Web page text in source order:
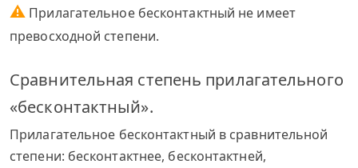
⚠ Прилагательное бесконтактный не имеет
превосходной степени.
Сравнительная степень прилагательного
«бесконтактный».
Прилагательное бесконтактный в сравнительной
степени: бесконтактнее, бесконтактней,